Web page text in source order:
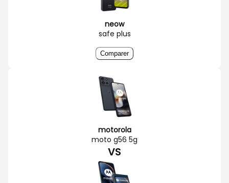
neow
safe plus
Comparer
motorola
moto g56 5g
VS